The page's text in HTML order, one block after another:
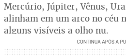
Mercúrio, Júpiter, Vênus,
alinham em um arco no céu
alguns visíveis a olho nu.